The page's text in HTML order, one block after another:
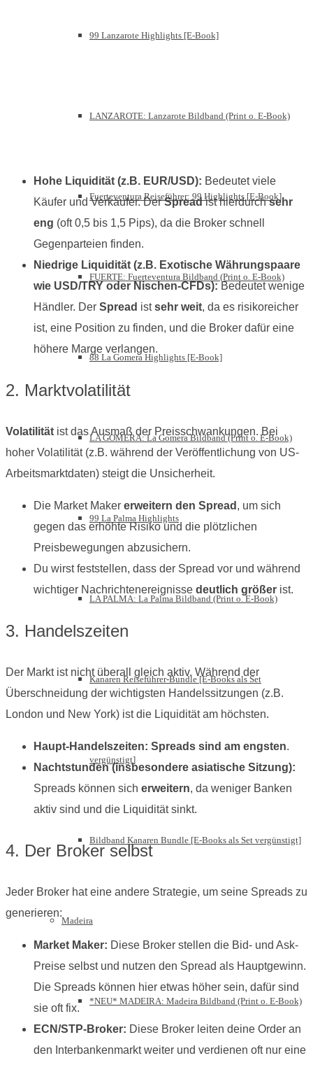
99 Lanzarote Highlights [E-Book]
LANZAROTE: Lanzarote Bildband (Print o. E-Book)
Fuerteventura Reiseführer: 99 Highlights [E-Book]
FUERTE: Fuerteventura Bildband (Print o. E-Book)
88 La Gomera Highlights [E-Book]
LA GOMERA: La Gomera Bildband (Print o. E-Book)
99 La Palma Highlights
LA PALMA: La Palma Bildband (Print o. E-Book)
Kanaren Reiseführer-Bundle [E-Books als Set
vergünstigt]
Bildband Kanaren Bundle [E-Books als Set vergünstigt]
Madeira
*NEU* MADEIRA: Madeira Bildband (Print o. E-Book)
Hohe Liquidität (z.B. EUR/USD): Bedeutet viele
Käufer und Verkäufer. DerSpreadist hierdurchsehr
eng (oft 0,5 bis 1,5 Pips), da die Broker schnell
Gegenparteien finden.
Niedrige Liquidität (z.B. Exotische Währungspaare
wie USD/TRY oder Nischen-CFDs): Bedeutet wenige
Händler. Der Spread istsehr weit, da es risikoreicher
ist, eine Position zu finden, und die Broker dafür eine
höhere Marge verlangen.
2. Marktvolatilität
Volatilität ist das Ausmaß der Preisschwankungen. Bei
hoher Volatilität (z.B. während der Veröffentlichung von US-
Arbeitsmarktdaten) steigt die Unsicherheit.
Die Market Maker erweitern den Spread , um sich
gegen das erhöhte Risiko und die plötzlichen
Preisbewegungen abzusichern.
Du wirst feststellen, dass der Spread vor und während
wichtiger Nachrichtenereignisse deutlich größer ist.
3. Handelszeiten
Der Markt ist nicht überall gleich aktiv. Während der
Überschneidung der wichtigsten Handelssitzungen (z.B.
London und New York) ist die Liquidität am höchsten.
Haupt-Handelszeiten: Spreads sind am engsten.
Nachtstunden (insbesondere asiatische Sitzung):
Spreads können sich erweitern, da weniger Banken
aktiv sind und die Liquidität sinkt.
4. Der Broker selbst
Jeder Broker hat eine andere Strategie, um seine Spreads zu
generieren:
Market Maker: Diese Broker stellen die Bid- und Ask-
Preise selbst und nutzen den Spread als Hauptgewinn.
Die Spreads können hier etwas höher sein, dafür sind
sie oft fix.
ECN/STP-Broker: Diese Broker leiten deine Order an
den Interbankenmarkt weiter und verdienen oft nur eine